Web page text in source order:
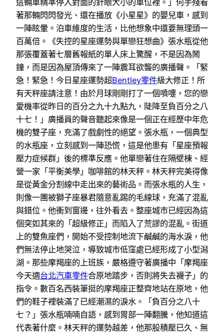
著那輛閃閃發光、還在播放《小星星》的嬰兒車，感到
一陣眩暈。泊車維度的生活，比他想象中還要無理頭一
百萬倍。《失控的星座運勢與單戀狂想曲》張水瓶從他
那張覆蓋著七層舊報紙的單人床上驚醒，不是因為鬧
鐘，而是因為屋頂傳來了一陣震耳欲聾的廣播聲。「緊
急！緊急！今日星座運勢超Bentley零件級大修正！所
有天秤座請注意！由於月球剛剛打了一個噴嚏，您的戀
愛機率從昨日的百分之九十九點九，陡降至負百分之八
十七！」廣播員的聲音聽起來像是一個正在經歷中年危
機的雙子座，充滿了戲劇性的絕望。張水瓶，一個典型
的水瓶座，立刻感到一陣恐慌，這是他患有「星座預報
壓力症候群」後的標準反應。他單戀著住在隔壁棟、經
營一家「平衡美學」咖啡館的林天秤。林天秤完美得像
是從黃金分割線中走出來的藝術品。而張水瓶的人生，
則像一團被獅子座暴君隨意亂踢的毛線球，充滿了混亂
與錯位。他衝到窗邊，往外看去。整座城市已經因為這
個突如其來的「超級修正」而陷入了荒謬的混亂。街道
上的雙魚座們，開始不受控制地流下鹹鹹的海水淚，他
們無法停止地哭泣，導致城市低窪處已經形成了小型潟
湖。那些摩羯座的上班族，嚴格遵守著廣播中「摩羯座
今天適台北汽車零件合原地踏步，否則將失去襪子」的
指令。數百名西裝筆挺的摩羯座正整齊地站在原地，他
們的鞋子裡裝滿了已經潮濕的淚水。「負百分之八十
七？」張水瓶喃喃自語，感到胃部一陣翻騰，他知道這
代表著什麼。林天秤的運勢越差，他那股積壓已久、無